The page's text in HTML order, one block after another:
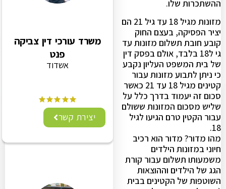
ההשתכרות שלו.
מזונות מגיל 18 עד גיל 21 הם
יציר הפסיקה, בעצם החוק
קובע חובת תשלום מזונות עד
גי ל18 בלבד, אולם בפסק דין
של בית המשפט העליון נקבע
כי ניתן לתבוע מזונות עבור
קטינים מגיל 18 עד 21 כאשר
סכום זה יעמוד בדרך כלל על
שליש מסכום המזונות ששולם
עבור הקטין טרם הגיעו לגיל
18.
מהו מדור? מדור הוא רכיב
חיוני במזונות הילדים
משמעותו תשלום עבור קורת
הגג של הילדים וההוצאות
השוטפות של הקטינים בבית
משרד עורכי דין צביקה
פנט
אשדוד
יצירת קשר